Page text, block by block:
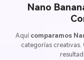
Nano
Aquí comparamos
categorías creativas.